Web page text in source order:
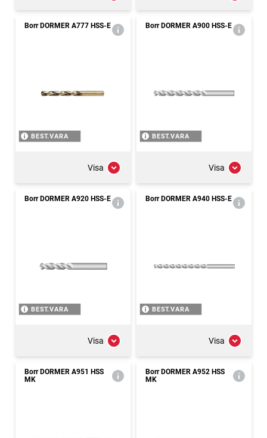
Borr DORMER A777 HSS-E
BEST.VARA
Visa
Borr DORMER A900 HSS-E
BEST.VARA
Visa
Borr DORMER A920 HSS-E
BEST.VARA
Visa
Borr DORMER A940 HSS-E
BEST.VARA
Visa
Borr DORMER A951 HSS
MK
Borr DORMER A952 HSS
MK